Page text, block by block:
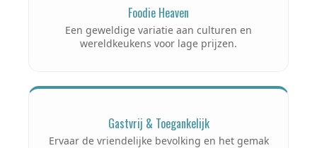
Foodie Heaven
Een geweldige variatie aan culturen en
wereldkeukens voor lage prijzen.
Gastvrij & Toegankelijk
Ervaar de vriendelijke bevolking en het gemak